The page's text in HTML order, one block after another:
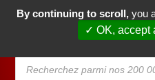
By continuing to scroll, you
✓ OK, accept